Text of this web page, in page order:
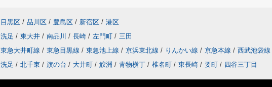
目黒区 / 品川区 / 豊島区 / 新宿区 / 港区
洗足 / 東大井 / 南品川 / 長崎 / 左門町 / 三田
東急大井町線 / 東急目黒線 / 東急池上線 / 京浜東北線 / りんかい線 / 京急本線 / 西武池袋線
洗足 / 北千束 / 旗の台 / 大井町 / 鮫洲 / 青物横丁 / 椎名町 / 東長崎 / 要町 / 四谷三丁目